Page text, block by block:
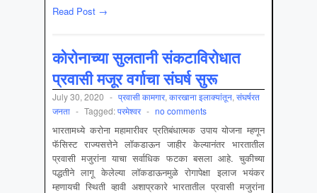
Read Post →
कोरोनाच्या सुलतानी संकटाविरोधात
प्रवासी मजूर वर्गाचा संघर्ष सुरू
July 30, 2020 - प्रवासी कामगार, कारखाना इलाक्यांतून, संघर्षरत
जनता - Tagged:परमेश्वर - no comments
भारतामध्ये करोना महामारीवर प्रतिबंधात्मक उपाय योजना म्हणून
फॅसिस्ट राज्यसत्तेने लॉकडाऊन जाहीर केल्यानंतर भारतातील
प्रवासी मजुरांना याचा सर्वाधिक फटका बसला आहे. चुकीच्या
पद्धतीने लागू केलेल्या लॉकडाऊनमुळे रोगापेक्षा इलाज भयंकर
म्हणायची स्थिती व्हावी अशाप्रकारे भारतातील प्रवासी मजुरांना